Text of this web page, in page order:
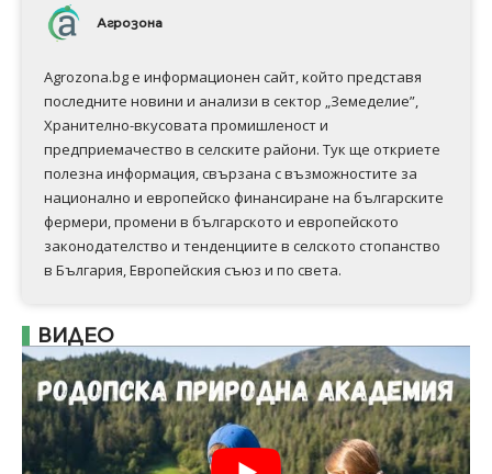
Агрозона
Agrozona.bg e информационен сайт, който представя
последните новини и анализи в сектор „Земеделие”,
Хранително-вкусовата промишленост и
предприемачество в селските райони. Тук ще откриете
полезна информация, свързана с възможностите за
национално и европейско финансиране на българските
фермери, промени в българското и европейското
законодателство и тенденциите в селското стопанство
в България, Европейския съюз и по света.
ВИДЕО